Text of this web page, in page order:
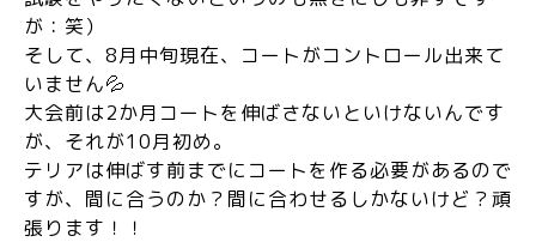
が：笑）
そして、8月中旬現在、コートがコントロール出来て
いません💦
大会前は2か月コートを伸ばさないといけないんです
が、それが10月初め。
テリアは伸ばす前までにコートを作る必要があるので
すが、間に合うのか？間に合わせるしかないけど？頑
張ります！！